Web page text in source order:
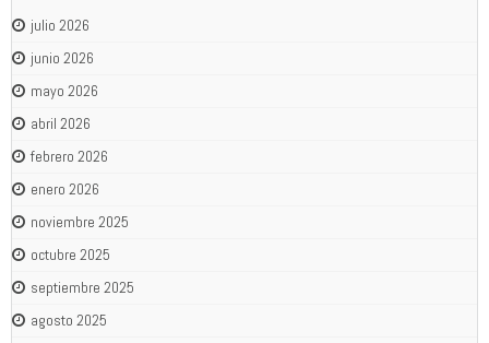
julio 2026
junio 2026
mayo 2026
abril 2026
febrero 2026
enero 2026
noviembre 2025
octubre 2025
septiembre 2025
agosto 2025